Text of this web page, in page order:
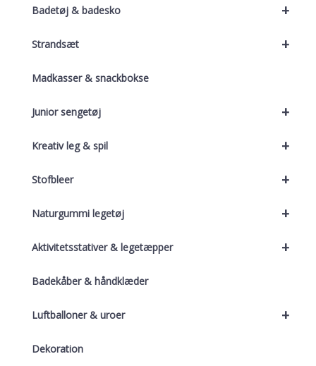
+
Badetøj & badesko
+
Strandsæt
Madkasser & snackbokse
+
Junior sengetøj
+
Kreativ leg & spil
+
Stofbleer
+
Naturgummi legetøj
+
Aktivitetsstativer & legetæpper
Badekåber & håndklæder
+
Luftballoner & uroer
Dekoration